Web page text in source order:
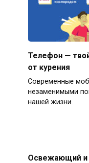
Телефон —
от курения
Современные
незаменимыми
нашей жизни.
Освежающий и